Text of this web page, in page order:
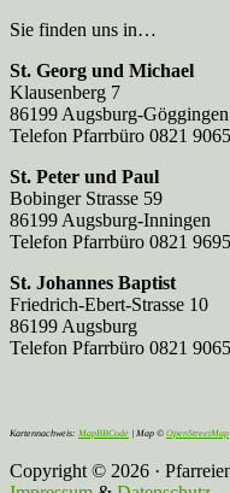
Sie finden uns in…
St. Georg und Michael
Klausenberg 7
86199 Augsburg-Göggingen
Telefon Pfarrbüro 0821
St. Peter und Paul
Bobinger Strasse 59
86199 Augsburg-Inningen
Telefon Pfarrbüro 0821
St. Johannes Baptist
Friedrich-Ebert-Strasse 10
86199 Augsburg
Telefon Pfarrbüro 0821
Kartennachweis: MapBBCode | Map © OpenStreetMap
Copyright © 2026 ·